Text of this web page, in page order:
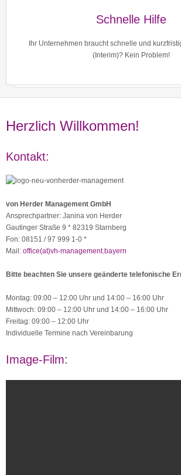
Schnelle Hilfe
Ihr Unternehmen braucht schnelle und
(Interim)? Kein Problem!
Herzlich Willkommen!
Kontakt:
von Herder Management GmbH
Ansprechpartner: Janina von Herder
Gautinger Straße 9 * 82319 Starnberg
Fon: 08151 / 97 999 1-0 *
Mail: office(at)vh-management.bayern
Bitte beachten Sie unsere geänderte telefonische
Montag: 09:00 – 12:00 Uhr und 14:00 – 16:00 Uhr
Mittwoch: 09:00 – 12:00 Uhr und 14:00 – 16:00 Uhr
Freitag: 09:00 – 12:00 Uhr
Individuelle Termine nach Vereinbarung
Image-Film: